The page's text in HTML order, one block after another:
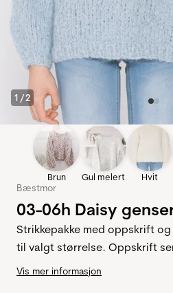
1 /2
Brun Gul melert Hvit
Bæstmor
03-06h Daisy
Strikkepakke med oppskrift
til valgt størrelse. Oppskrift
Vis mer informasjon